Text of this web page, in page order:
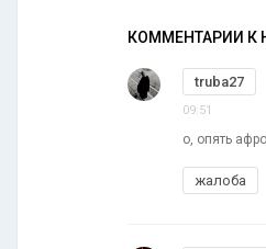
КОММЕНТАРИИ К
truba27
09:51
о, опять
жалоба